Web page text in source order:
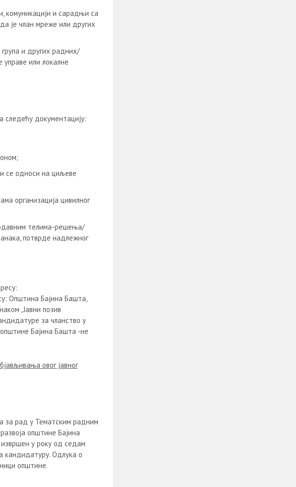
комуникацији и сарадњи са
је члан мреже или других
и других радних/
или локалне
следећу документацију:
се односи на циљеве
организација цивилног
телима-решења/
потврде надлежног
Општина Бајина Башта,
„Јавни позив
за чланство у
Бајина Башта -не
овог јавног
за рад у Тематским радним
општине Бајина
у року од седам
кандидатуру. Одлука о
општине.